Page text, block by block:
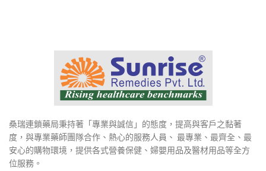
桑瑞連鎖藥局秉持著「專業與誠信」的態度，提高與客戶之黏著
度，與專業藥師團隊合作、熱心的服務人員、 最專業、最齊全、最
安心的購物環境，提供各式營養保健、婦嬰用品及醫材用品等全方
位服務。